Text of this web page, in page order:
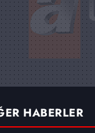
HABERLER